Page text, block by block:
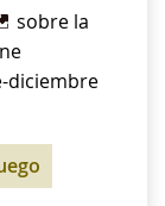
sobre la
diciembre